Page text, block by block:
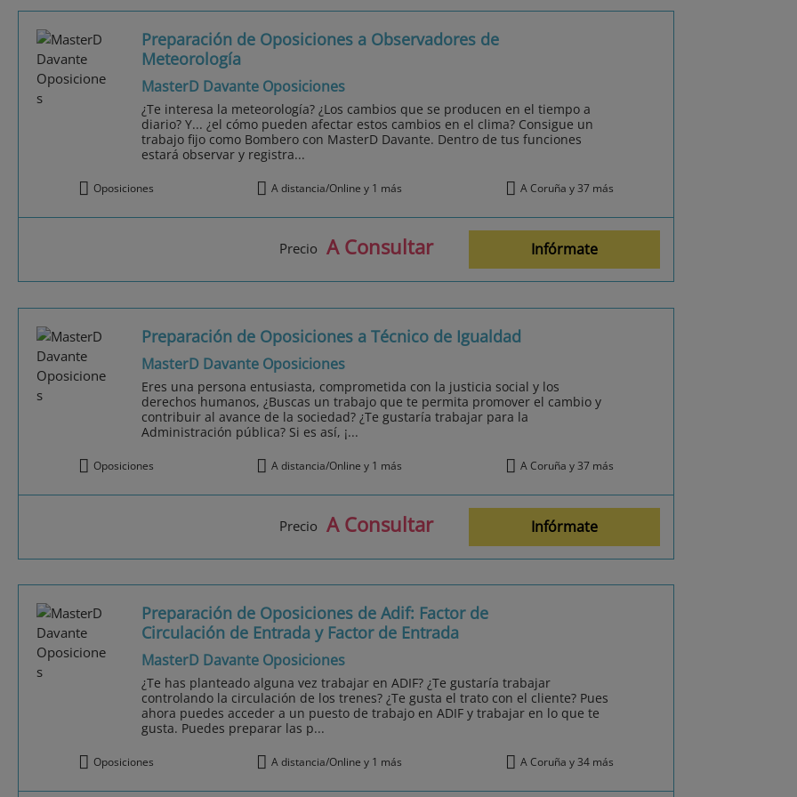
Preparación de Oposiciones a Observadores de
Meteorología
MasterD Davante Oposiciones
¿Te interesa la meteorología? ¿Los cambios que se producen en el tiempo a
diario? Y... ¿el cómo pueden afectar estos cambios en el clima? Consigue un
trabajo fijo como Bombero con MasterD Davante. Dentro de tus funciones
estará observar y registra...
Oposiciones A distancia/Online y 1 más A Coruña y 37 más
Precio A Consultar Infórmate
Preparación de Oposiciones a Técnico de Igualdad
MasterD Davante Oposiciones
Eres una persona entusiasta, comprometida con la justicia social y los
derechos humanos, ¿Buscas un trabajo que te permita promover el cambio y
contribuir al avance de la sociedad? ¿Te gustaría trabajar para la
Administración pública? Si es así, ¡...
Oposiciones A distancia/Online y 1 más A Coruña y 37 más
Precio A Consultar Infórmate
Preparación de Oposiciones de Adif: Factor de
Circulación de Entrada y Factor de Entrada
MasterD Davante Oposiciones
¿Te has planteado alguna vez trabajar en ADIF? ¿Te gustaría trabajar
controlando la circulación de los trenes? ¿Te gusta el trato con el cliente? Pues
ahora puedes acceder a un puesto de trabajo en ADIF y trabajar en lo que te
gusta. Puedes preparar las p...
Oposiciones A distancia/Online y 1 más A Coruña y 34 más